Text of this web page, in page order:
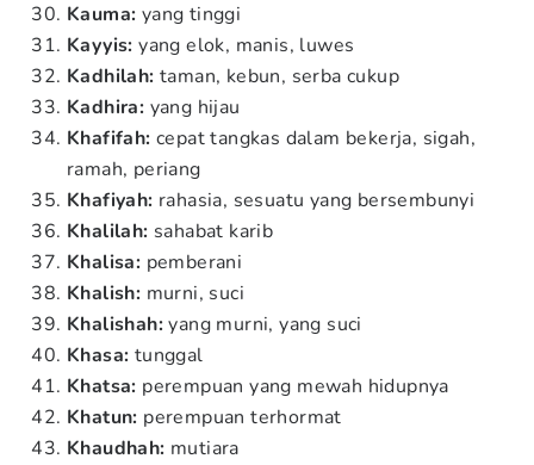
Kauma: yang tinggi
Kayyis:yang elok, manis, luwes
Kadhilah: taman, kebun, serba cukup
Kadhira: yang hijau
Khafifah: cepat tangkas dalam bekerja, sigah,
ramah, periang
Khafiyah: rahasia, sesuatu yang bersembunyi
Khalilah: sahabat karib
Khalisa: pemberani
Khalish: murni, suci
Khalishah:yang murni, yang suci
Khasa: tunggal
Khatsa: perempuan yang mewah hidupnya
Khatun: perempuan terhormat
Khaudhah: mutiara